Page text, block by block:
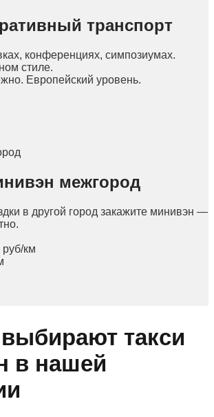
транспорт
конференциях, симпозиумах.
стиле.
Европейский уровень.
межгород
в другой город закажите минивэн —
км
такси
в нашей